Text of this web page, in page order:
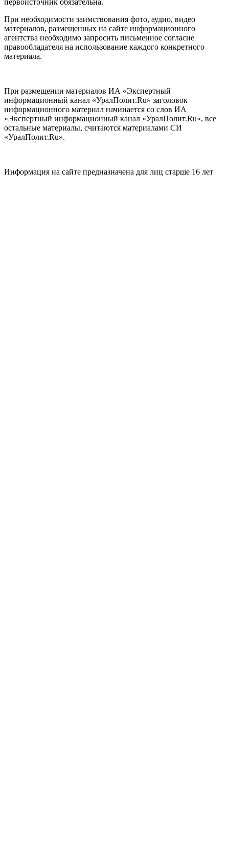
первоисточник обязательна.
При необходимости заимствования фото, аудио, видео
материалов, размещенных на сайте информационного
агентства необходимо запросить письменное согласие
правообладателя на использование каждого конкретного
материала.
При размещении материалов ИА «Экспертный
информационный канал «УралПолит.Ru» заголовок
информационного материал начинается со слов ИА
«Экспертный информационный канал «УралПолит.Ru», все
остальные материалы, считаются материалами СИ
«УралПолит.Ru».
Информация на сайте предназначена для лиц старше 16 лет